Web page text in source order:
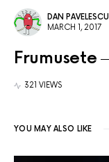
DAN PAVELESCU
MARCH 1, 2017
Frumusete
321 VIEWS
YOU MAY ALSO LIKE